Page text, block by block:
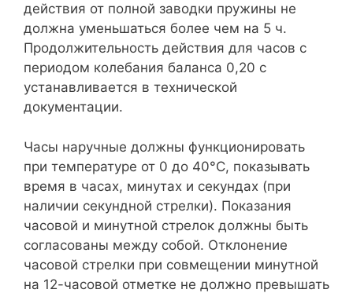
действия от полной заводки пружины не
должна уменьшаться более чем на 5 ч.
Продолжительность действия для часов с
периодом колебания баланса 0,20 с
устанавливается в технической
документации.
Часы наручные должны функционировать
при температуре от 0 до 40°С, показывать
время в часах, минутах и секундах (при
наличии секундной стрелки). Показания
часовой и минутной стрелок должны быть
согласованы между собой. Отклонение
часовой стрелки при совмещении минутной
на 12-часовой отметке не должно превышать